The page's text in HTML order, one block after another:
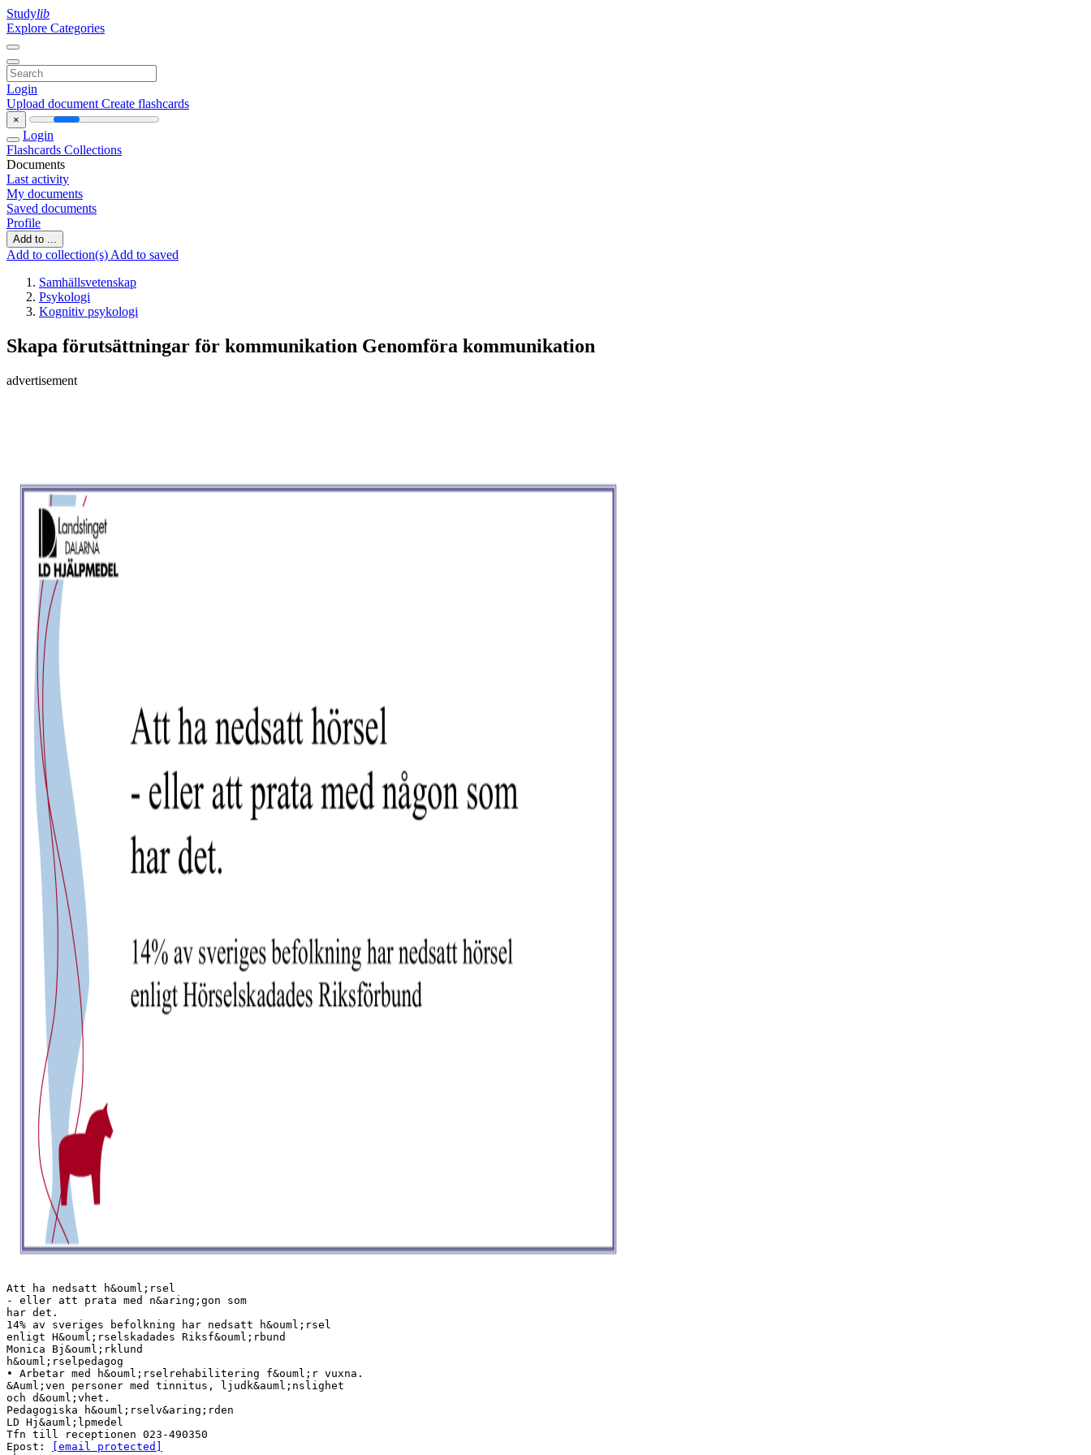
Studylib
Explore Categories
Login
Upload document Create flashcards
×
Login
Flashcards Collections
Documents
Last activity
My documents
Saved documents
Profile
Add to ...
Add to collection(s) Add to saved
Samhällsvetenskap
Psykologi
Kognitiv psykologi
Skapa förutsättningar för kommunikation Genomföra kommunikation
advertisement
Att ha nedsatt h&ouml;rsel
- eller att prata med n&aring;gon som
har det.
14% av sveriges befolkning har nedsatt h&ouml;rsel
enligt H&ouml;rselskadades Riksf&ouml;rbund
Monica Bj&ouml;rklund
h&ouml;rselpedagog
• Arbetar med h&ouml;rselrehabilitering f&ouml;r vuxna.
&Auml;ven personer med tinnitus, ljudk&auml;nslighet
och d&ouml;vhet.
Pedagogiska h&ouml;rselv&aring;rden
LD Hj&auml;lpmedel
Tfn till receptionen 023-490350
Epost:
[email protected]